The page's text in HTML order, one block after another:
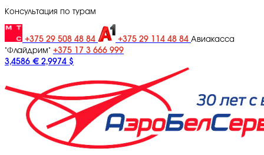
Консультация по турам
+375 29 508 48 84 +375 29 114 48 84 Авиакасса
"Флайдрим" +375 17 3 666 999
3,4586 € 2,9974 $